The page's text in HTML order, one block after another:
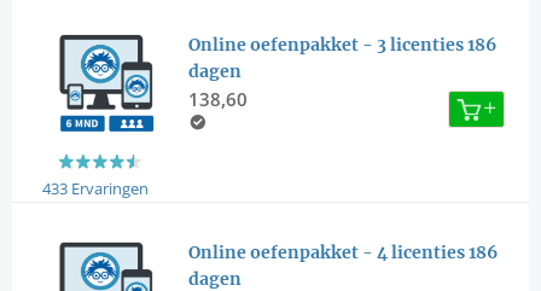
433 Ervaringen
Online oefenpakket - 3 licenties 186
dagen
138,60
Online oefenpakket - 4 licenties 186
dagen